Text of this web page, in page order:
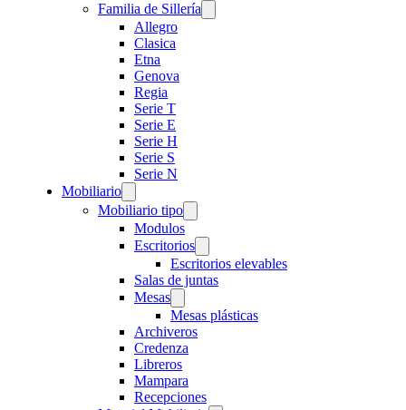
Familia de Sillería
Allegro
Clasica
Etna
Genova
Regia
Serie T
Serie E
Serie H
Serie S
Serie N
Mobiliario
Mobiliario tipo
Modulos
Escritorios
Escritorios elevables
Salas de juntas
Mesas
Mesas plásticas
Archiveros
Credenza
Libreros
Mampara
Recepciones